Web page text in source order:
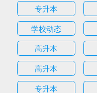
专升本
学校动态
高升本
高升本
专升本